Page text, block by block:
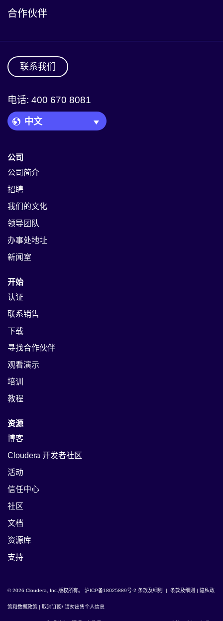
合作伙伴
联系我们
电话: 400 670 8081
Language Picker
公司
公司简介
招聘
我们的文化
领导团队
办事处地址
新闻室
开始
认证
联系销售
下载
寻找合作伙伴
观看演示
培训
教程
资源
博客
Cloudera 开发者社区
活动
信任中心
社区
文档
资源库
支持
© 2026 Cloudera, Inc.版权所有。 沪ICP备18025889号-2 条款及细则 | 条款及细则 | 隐私政
策和数据政策 | 取消订阅/ 请勿出售个人信息